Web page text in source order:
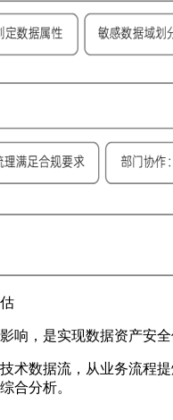
响，是实现数据资产安
术数据流，从业务流程
合分析。